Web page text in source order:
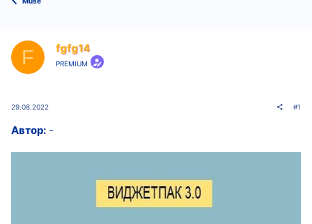
а
F fgfg14
PREMIUM
29.08.2022 #1
Автор: -